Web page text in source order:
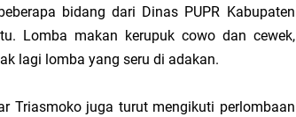
bidang dari Dinas PUPR Kabupaten
Lomba makan kerupuk cowo dan cewek,
lagi lomba yang seru di adakan.
Triasmoko juga turut mengikuti perlombaan